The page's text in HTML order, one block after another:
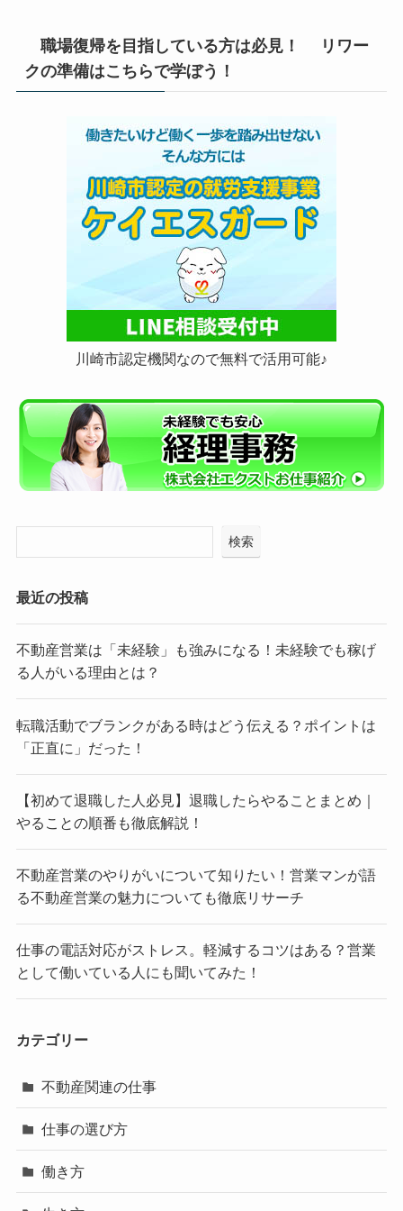
職場復帰を目指している方は必見！ リワー
クの準備はこちらで学ぼう！
川崎市認定機関なので無料で活用可能♪
検索
最近の投稿
不動産営業は「未経験」も強みになる！未経験でも稼げ
る人がいる理由とは？
転職活動でブランクがある時はどう伝える？ポイントは
「正直に」だった！
【初めて退職した人必見】退職したらやることまとめ｜
やることの順番も徹底解説！
不動産営業のやりがいについて知りたい！営業マンが語
る不動産営業の魅力についても徹底リサーチ
仕事の電話対応がストレス。軽減するコツはある？営業
として働いている人にも聞いてみた！
カテゴリー
不動産関連の仕事
仕事の選び方
働き方